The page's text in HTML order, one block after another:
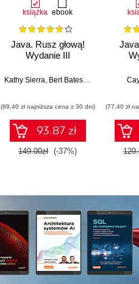
książka ebook
Java. Rusz głową!
Wydanie III
Kathy Sierra, Bert Bates,Trisha Gee
(89,40 zł najniższa cena z 30 dni)
93.87 zł
149.00zł (-37%)
(77,40 zł